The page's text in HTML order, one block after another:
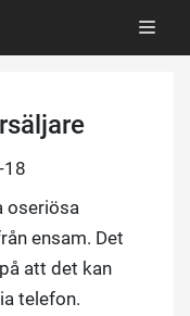
18
oseriösa
ensam. Det
att det kan
telefon.